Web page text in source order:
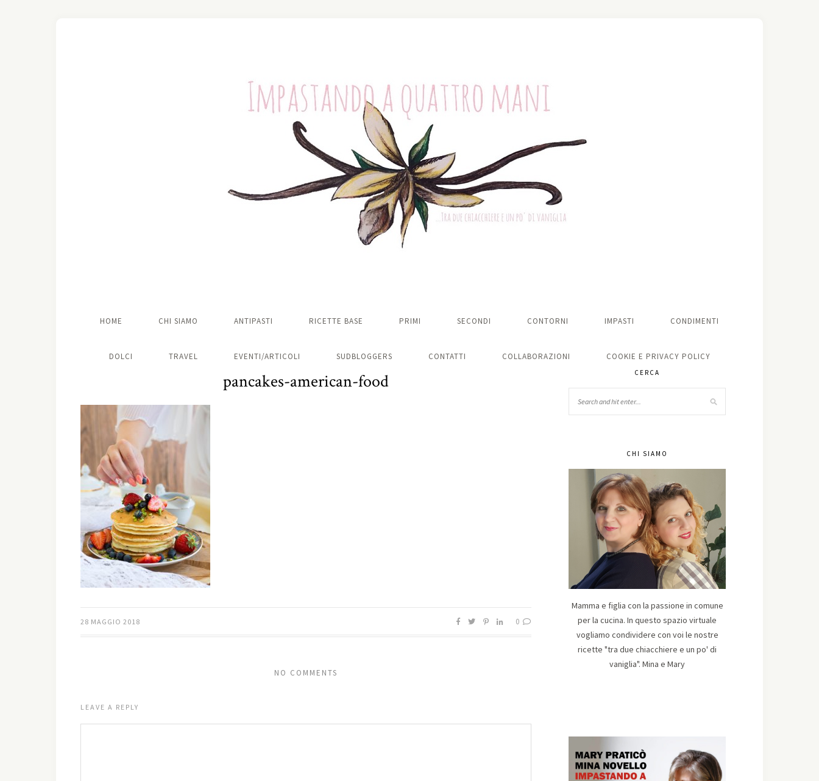
HOME CHI SIAMO ANTIPASTI RICETTE BASE PRIMI SECONDI CONTORNI IMPASTI CONDIMENTI
DOLCI TRAVEL EVENTI/ARTICOLI SUDBLOGGERS CONTATTI COLLABORAZIONI COOKIE E PRIVACY POLICY
pancakes-american-food
28 MAGGIO 2018 0
NO COMMENTS
LEAVE A REPLY
CERCA
CHI SIAMO
Mamma e figlia con la passione in comune
per la cucina. In questo spazio virtuale
vogliamo condividere con voi le nostre
ricette "tra due chiacchiere e un po' di
vaniglia". Mina e Mary